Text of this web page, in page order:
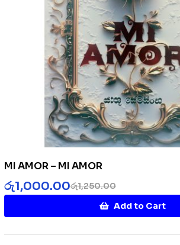
MI AMOR – MI AMOR
රු1,250.00
රු1,000.00
Add to Cart